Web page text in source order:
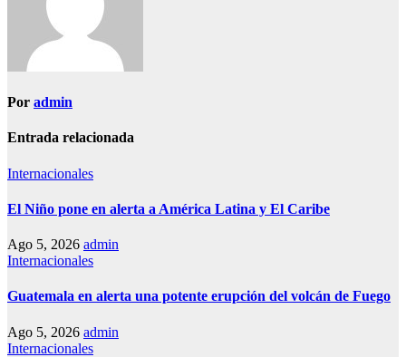
Por admin
Entrada relacionada
Internacionales
El Niño pone en alerta a América Latina y El Caribe
Ago 5, 2026 admin
Internacionales
Guatemala en alerta una potente erupción del volcán de Fuego
Ago 5, 2026 admin
Internacionales